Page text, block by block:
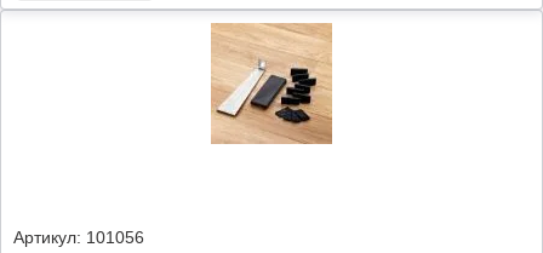
Артикул: 101056